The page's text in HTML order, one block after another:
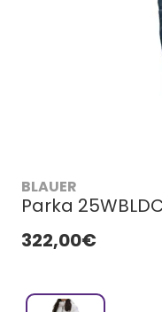
BLAUER
Parka
322,00€